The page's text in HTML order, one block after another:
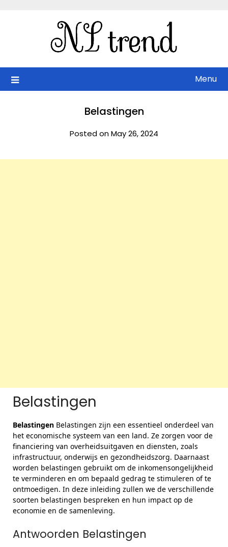
Menu
Belastingen
Posted on May 26, 2024
Belastingen
Belastingen Belastingen zijn een essentieel onderdeel van
het economische systeem van een land. Ze zorgen voor de
financiering van overheidsuitgaven en diensten, zoals
infrastructuur, onderwijs en gezondheidszorg. Daarnaast
worden belastingen gebruikt om de inkomensongelijkheid
te verminderen en om bepaald gedrag te stimuleren of te
ontmoedigen. In deze inleiding zullen we de verschillende
soorten belastingen bespreken en hun impact op de
economie en de samenleving.
Antwoorden Belastingen